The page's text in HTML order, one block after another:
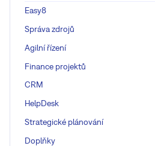
Easy8
Správa zdrojů
Agilní řízení
Finance projektů
CRM
HelpDesk
Strategické plánování
Doplňky